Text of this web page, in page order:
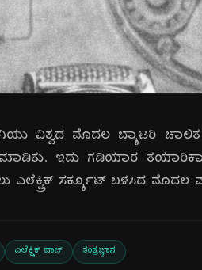
ವಿಶ್ವದ ಮೊದಲ ಬ್ಯಾಟರಿ ಚಾಲಿತ
ಮಾಡಿತು. ಇದು ಗಡಿಯಾರ
ಎಲೆಕ್ಟ್ರಿಕ್ ಸರ್ಕ್ಯೂಟ್ ಬಳಸಿದ
ಎಲೆಕ್ಟ್ರಿಕ್ ವಾಚ್ ತಂತ್ರಜ್ಞಾನ